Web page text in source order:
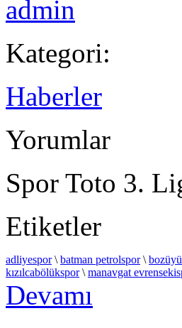
admin
Kategori:
Haberler
Yorumlar
Spor Toto 3.
Etiketler
adliyespor\ batman petrolspor\
kızılcabölükspor\ manavgat
Devamı